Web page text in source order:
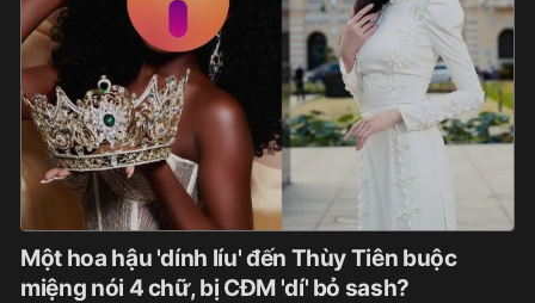
Một hoa hậu 'dính líu' đến Thùy Tiên buộc
miệng nói 4 chữ, bị CĐM 'dí' bỏ sash?